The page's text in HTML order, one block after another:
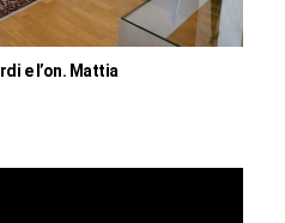
e l’on. Mattia